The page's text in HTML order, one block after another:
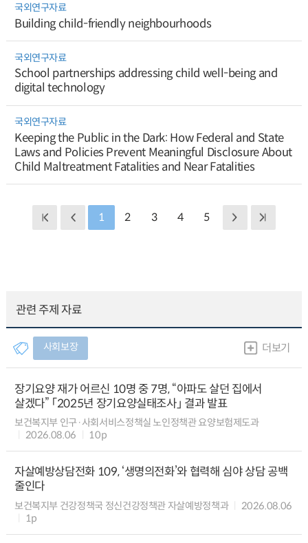
국외연구자료
Building child-friendly neighbourhoods
국외연구자료
School partnerships addressing child well-being and
digital technology
국외연구자료
Keeping the Public in the Dark: How Federal and State
Laws and Policies Prevent Meaningful Disclosure About
Child Maltreatment Fatalities and Near Fatalities
1 2 3 4 5
관련 주제 자료
사회보장 더보기
장기요양 재가 어르신 10명 중 7명, “아파도 살던 집에서
살겠다” 「2025년 장기요양실태조사」 결과 발표
보건복지부 인구·사회서비스정책실 노인정책관 요양보험제도과
2026.08.06
10p
자살예방상담전화 109, ‘생명의전화’와 협력해 심야 상담 공백
줄인다
보건복지부 건강정책국 정신건강정책관 자살예방정책과
2026.08.06
1p